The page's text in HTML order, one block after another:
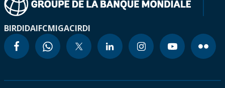
BIRDIDAIFCMIGACIRDI